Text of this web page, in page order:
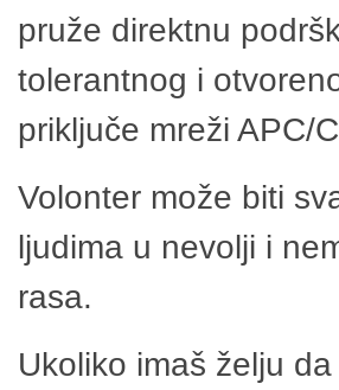
pruže direktnu
tolerantnog i
priključe mreži APC/
Volonter može biti
ljudima u nevolji i
rasa.
Ukoliko imaš želju